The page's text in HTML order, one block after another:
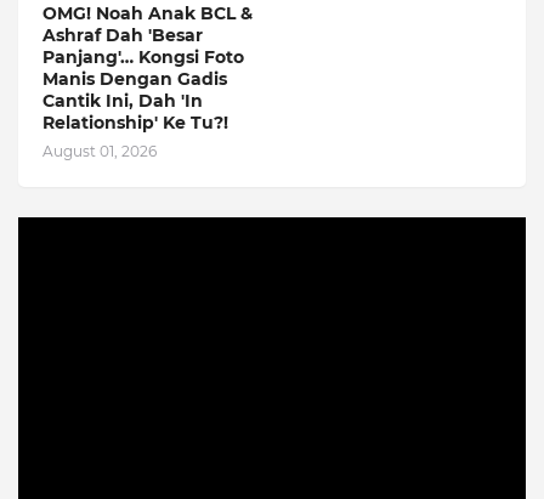
OMG! Noah Anak BCL &
Ashraf Dah 'Besar
Panjang'… Kongsi Foto
Manis Dengan Gadis
Cantik Ini, Dah 'In
Relationship' Ke Tu?!
August 01, 2026